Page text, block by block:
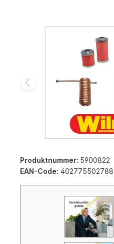
Produktnummer: 5900822
EAN-Code: